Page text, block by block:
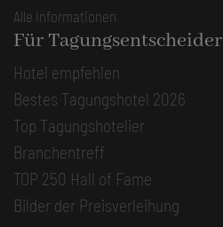
Alle Informationen
Für Tagungsentscheider
Hotel empfehlen
Bestes Tagungshotel 2026
Top Tagungshotelier
Branchentreff
TOP 250 Hall of Fame
Bilder der Preisverleihung